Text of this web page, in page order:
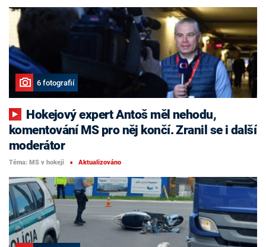
6 fotografií
komentování MS pro něj končí. Zranil se i další
moderátor
Téma: MS v hokeji ■ Aktualizováno